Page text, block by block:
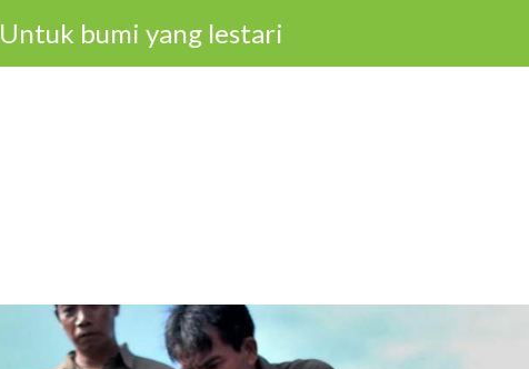
Untuk bumi yang lestari